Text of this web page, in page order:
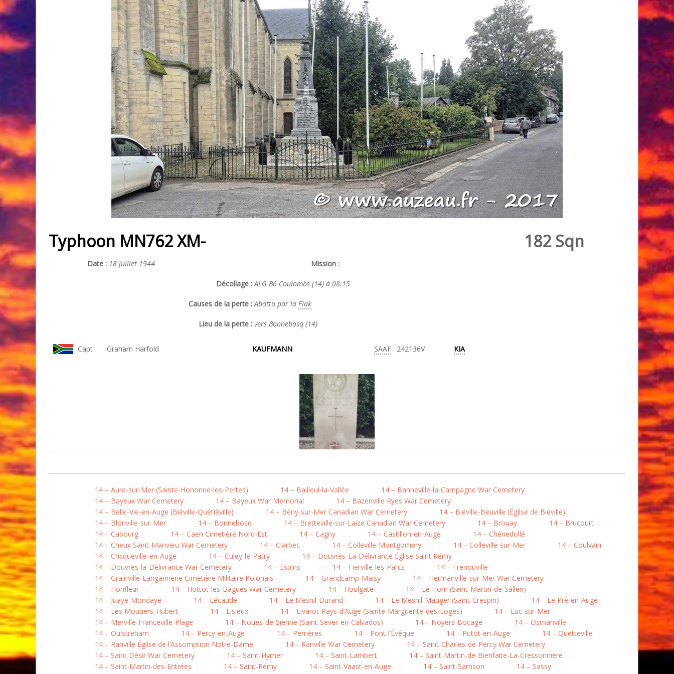
Typhoon MN762 XM- 182 Sqn
Date : 18 juillet 1944 Mission :
Décollage :ALG B6 Coulombs (14) à 08:15
Causes de la perte :Abattu par la Flak
Lieu de la perte : vers Bonnebosq (14)
Capt Graham Harfold KAUFMANN SAAF 242136V KIA
14 – Aure-sur-Mer (Sainte-Honorine-les-Pertes) 14 – Bailleul-la-Vallée
14 – Banneville-la-Campagne War Cemetery
14 – Bayeux War Cemetery
14 – Bayeux War Memorial
14 – Bazenville Ryes War Cemetery
14 – Belle-Vie-en-Auge (Biéville-Quétiéville)
14 – Bény-sur-Mer Canadian War Cemetery
14 – Biéville-Beuville (Église de Biéville)
14 – Blonville-sur-Mer
14 – Bonnebosq 14 – Bretteville-sur-Laize Canadian War Cemetery 14 – Brouay
14 – Brucourt
14 – Cabourg
14 – Caen Cimetière Nord-Est 14 – Cagny 14 – Castillon-en-Auge
14 – Chênedollé
14 – Cheux Saint-Manvieu War Cemetery
14 – Clarbec 14 – Colleville-Montgomery 14 – Colleville-sur-Mer
14 – Coulvain
14 – Cricqueville-en-Auge
14 – Culey-le-Patry
14 – Douvres-La-Délivrance Église Saint Rémy
14 – Douvres-la-Délivrance War Cemetery
14 – Espins 14 – Fierville-les-Parcs
14 – Frenouville
14 – Grainville-Langannerie Cimetière Militaire Polonais
14 – Grandcamp-Maisy
14 – Hermanville-sur-Mer War Cemetery
14 – Honfleur
14 – Hottot-les-Bagues War Cemetery 14 – Houlgate
14 – Le Hom (Saint-Martin-de-Sallen)
14 – Juaye-Mondaye
14 – Lécaude 14 – Le Mesnil-Durand 14 – Le Mesnil-Mauger (Saint-Crespin)
14 – Le Pré-en-Auge
14 – Les Moutiers-Hubert
14 – Lisieux 14 – Livarot-Pays-d’Auge (Sainte-Marguerite-des-Loges)
14 – Luc-sur-Mer
14 – Merville-Franceville-Plage
14 – Noues-de-Sienne (Saint-Sever-en-Calvados) 14 – Noyers-Bocage
14 – Osmanville
14 – Ouistreham
14 – Percy-en-Auge 14 – Perrières 14 – Pont-l’Évêque 14 – Putot-en-Auge
14 – Quetteville
14 – Ranville Église de l’Assomption Notre-Dame
14 – Ranville War Cemetery
14 – Saint-Charles-de-Percy War Cemetery
14 – Saint Désir War Cemetery
14 – Saint-Hymer 14 – Saint-Lambert
14 – Saint-Martin-de-Bienfaite-La-Cressonnière
14 – Saint-Martin-des-Entrées
14 – Saint-Rémy 14 – Saint-Vaast-en-Auge 14 – Saint-Samson
14 – Sassy